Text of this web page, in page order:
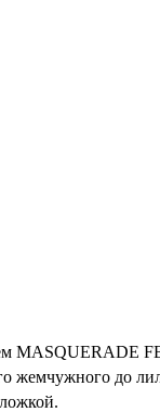
MASQUERADE
жемчужного до